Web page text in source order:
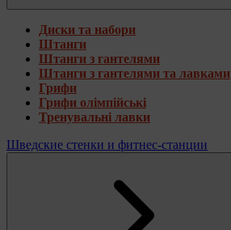
Диски та набори
Штанги
Штанги з гантелями
Штанги з гантелями та лавками
Грифи
Грифи олімпійські
Тренувальні лавки
Шведские стенки и фитнес-станции